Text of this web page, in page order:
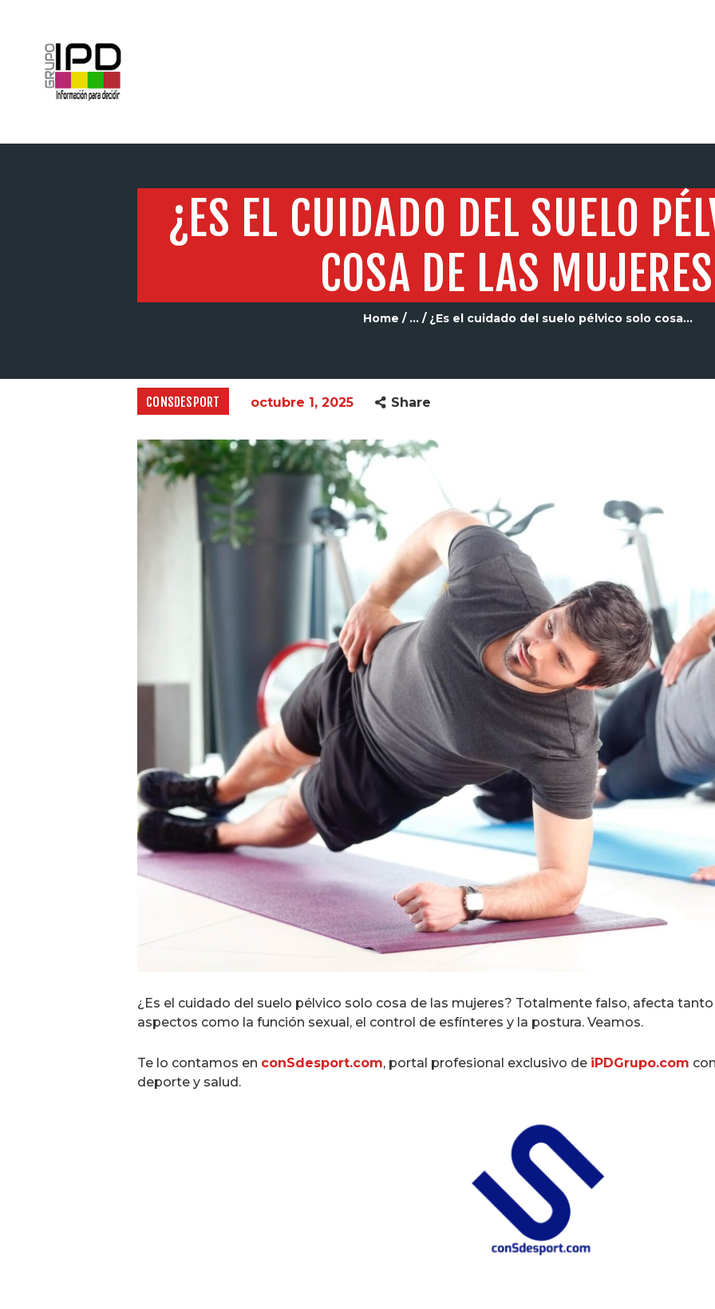
¿ES EL CUIDADO DEL SUELO
COSA DE LAS
Home ... ¿Es el cuidado del suelo pélvico solo cosa...
CONSDESPORT octubre 1, 2025 Share
¿Es el cuidado del suelo pélvico solo cosa de las mujeres? Totalmente falso, afecta
aspectos como la función sexual, el control de esfínteres y la postura. Veamos.
Te lo contamos en conSdesport.com, portal profesional exclusivo de iPDGrupo.com
deporte y salud.